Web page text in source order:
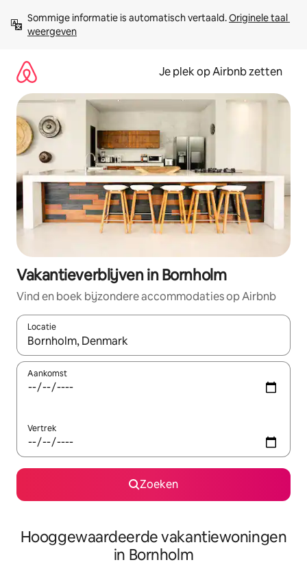
direct
naar
Sommige informatie is automatisch vertaald. Originele taal
weergeven
Je plek op Airbnb zetten
Vakantieverblijven in Bornholm
Vind en boek bijzondere accommodaties op Airbnb
Locatie
Wanneer er resultaten beschikbaar zijn, maak je een keuze
Aankomst
Vertrek
Zoeken
Hooggewaardeerde vakantiewoningen
in Bornholm